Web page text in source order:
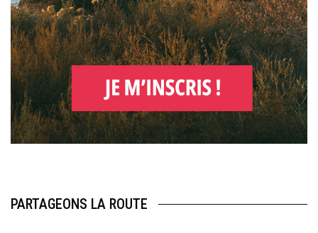
PARTAGEONS LA ROUTE